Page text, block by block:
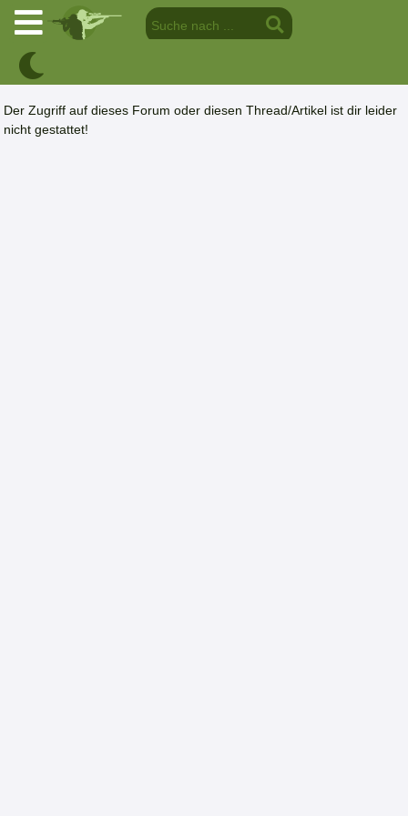
Der Zugriff auf dieses Forum oder diesen Thread/Artikel ist dir leider
nicht gestattet!